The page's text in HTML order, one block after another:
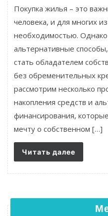
Покупка жилья – это
человека, и для многих
необходимостью.
альтернативные
стать обладателем
без обременительных
рассмотрим несколько
накопления средств и
финансирования,
мечту о собственном […]
Читать далее